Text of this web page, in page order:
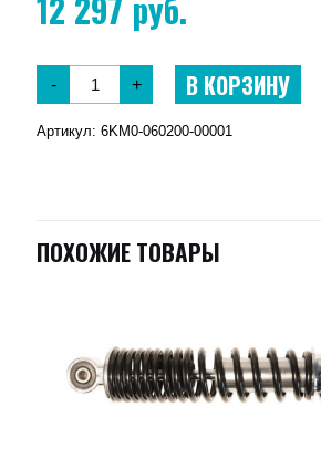
- + В КОРЗИНУ
Артикул: 6KM0-060200-00001
ПОХОЖИЕ ТОВАРЫ